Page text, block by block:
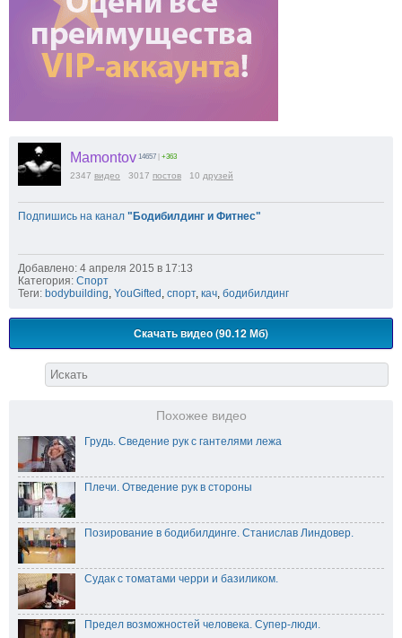
Mamontov 14657 +363
2347 видео 3017 постов 10 друзей
Подпишись на канал "Бодибилдинг и Фитнес"
Добавлено: 4 апреля 2015 в 17:13
Категория: Спорт
Теги: bodybuilding, YouGifted , спорт, кач, бодибилдинг
Скачать видео (90.12 Мб)
Похожее видео
Грудь. Сведение рук с гантелями лежа
Плечи. Отведение рук в стороны
Позирование в бодибилдинге. Станислав Линдовер.
Судак с томатами черри и базиликом.
Предел возможностей человека. Супер-люди.